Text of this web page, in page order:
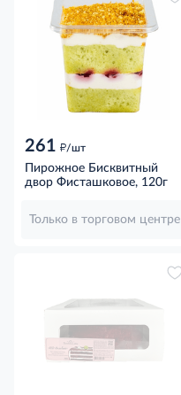
261 д/шт
Пирожное Бисквитный
двор Фисташковое, 120г
Только в торговом центре